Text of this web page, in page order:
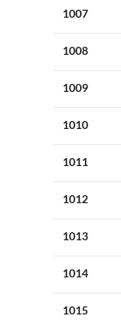
1007
1008
1009
1010
1011
1012
1013
1014
1015